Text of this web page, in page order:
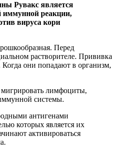
Рувакс является
иммунной реакции,
вируса кори
Перед
растворителе. Прививка
они попадают в организм,
лимфоциты,
системы.
антигенами
которых является их
активироваться